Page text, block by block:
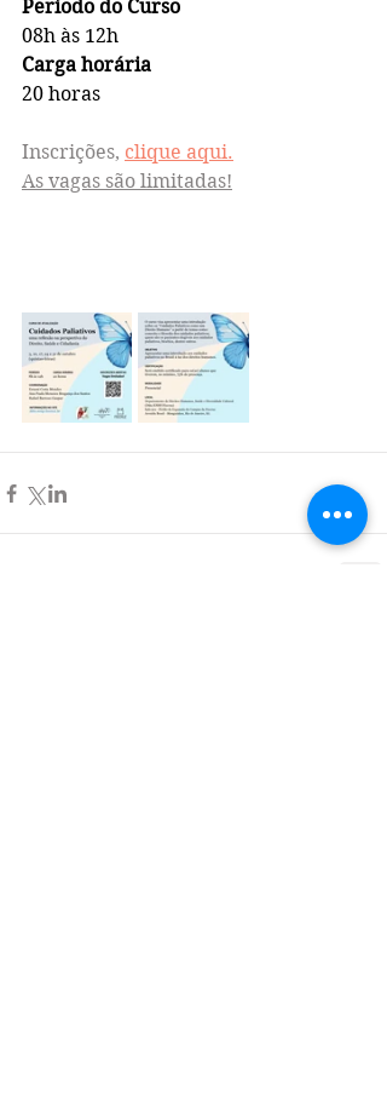
Período do Curso
08h às 12h
Carga horária
20 horas
Inscrições, clique aqui.
As vagas são limitadas!